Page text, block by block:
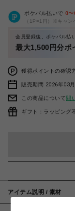
ポケパル払いで 0〜
（1P=1円）※キャン
会員登録後、ポケパル払
最大1,500円分ポ
獲得ポイントの確認
販売期間 2026年03
この商品について問
ギフト：ラッピング
アイテム説明 / 素材